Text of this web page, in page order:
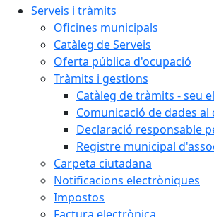
Serveis i tràmits
Oficines municipals
Catàleg de Serveis
Oferta pública d'ocupació
Tràmits i gestions
Catàleg de tràmits - seu
Comunicació de dades
Declaració responsable
Registre municipal
Carpeta ciutadana
Notificacions electròniques
Impostos